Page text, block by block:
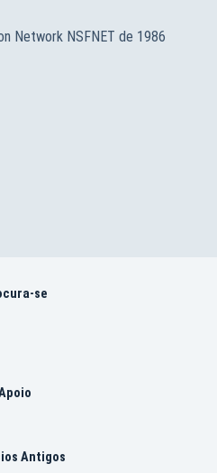
Network NSFNET de 1986
se
Antigos